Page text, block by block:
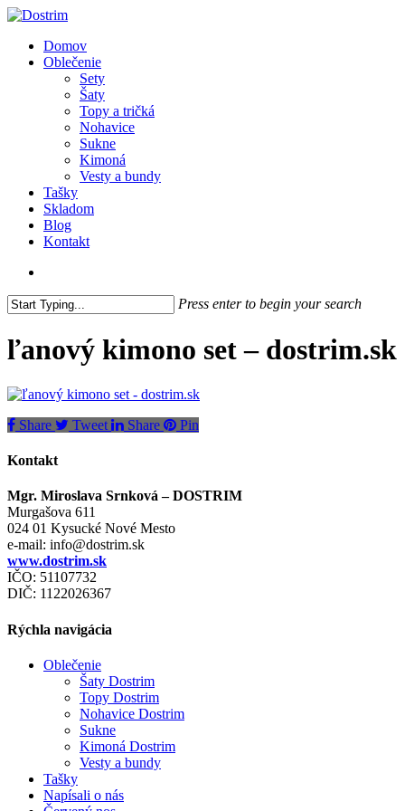
Skip
main
content
search
Menu
Domov
Oblečenie
Sety
Šaty
Topy a tričká
Nohavice
Sukne
Kimoná
Vesty a bundy
Tašky
Skladom
Blog
Kontakt
Press enter to begin your search
Search
ľanový kimono set – dostrim.sk
Share Tweet Share Pin
Kontakt
Mgr. Miroslava Srnková – DOSTRIM
Murgašova 611
024 01 Kysucké Nové Mesto
e-mail: info@dostrim.sk
www.dostrim.sk
IČO: 51107732
DIČ: 1122026367
Rýchla navigácia
Oblečenie
Šaty Dostrim
Topy Dostrim
Nohavice Dostrim
Sukne
Kimoná Dostrim
Vesty a bundy
Tašky
Napísali o nás